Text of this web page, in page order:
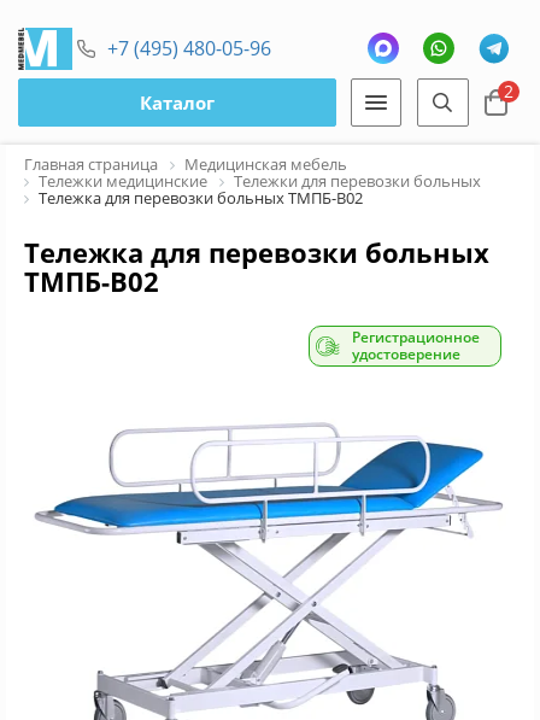
+7 (495) 480-05-96
Каталог 2
Главная страница Медицинская мебель
Тележки медицинские Тележки для перевозки больных
Тележка для перевозки больных ТМПБ-В02
Тележка для перевозки больных
ТМПБ-В02
Регистрационное
удостоверение